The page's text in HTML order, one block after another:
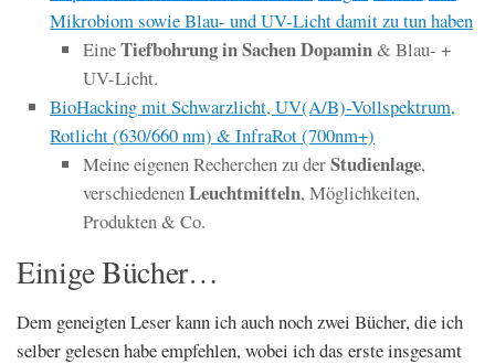
Mikrobiom sowie Blau- und UV-Licht damit zu tun haben
EineTiefbohrung in Sachen Dopamin& Blau- +
UV-Licht.
BioHacking mit Schwarzlicht, UV(A/B)-Vollspektrum,
Rotlicht (630/660 nm) & InfraRot (700nm+)
Meine eigenen Recherchen zu derStudienlage,
verschiedenenLeuchtmitteln, Möglichkeiten,
Produkten & Co.
Einige Bücher…
Dem geneigten Leser kann ich auch noch zwei Bücher, die ich
selber gelesen habe empfehlen, wobei ich das erste insgesamt